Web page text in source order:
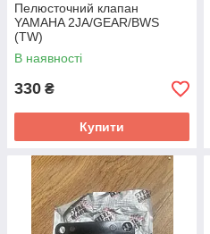
Пелюсточний клапан
YAMAHA 2JA/GEAR/BWS
(TW)
В наявності
330 ₴
Купити